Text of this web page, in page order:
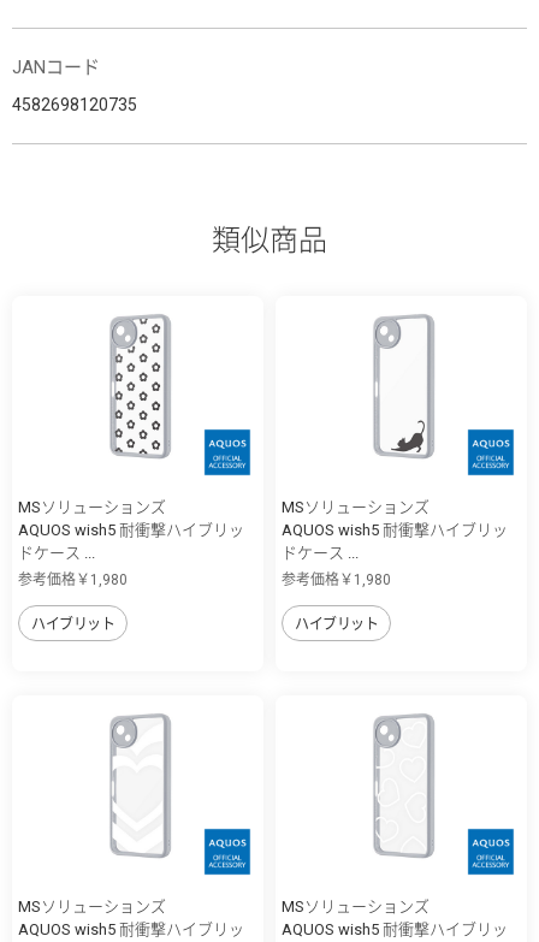
JANコード
4582698120735
類似商品
MSソリューションズ
AQUOS wish5 耐衝撃ハイブリッ
ドケース ...
参考価格￥1,980
ハイブリット
MSソリューションズ
AQUOS wish5 耐衝撃ハイブリッ
ドケース ...
参考価格￥1,980
ハイブリット
MSソリューションズ
AQUOS wish5 耐衝撃ハイブリッ
MSソリューションズ
AQUOS wish5 耐衝撃ハイブリッ